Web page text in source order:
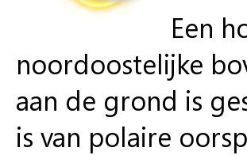
Een
noordoostelijke
aan de grond is
is van polaire